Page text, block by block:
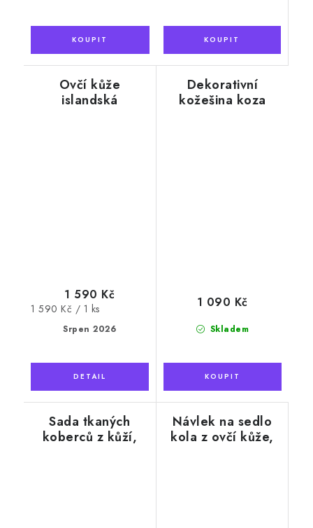
Ovčí kůže
islandská
Srpen 2026
1 590 Kč
Měrná
1 590 Kč / 1 ks
Dekorativní
kožešina koza
Skladem
1 090 Kč
Sada tkaných
koberců z kůží,
Návlek na sedlo
kola z ovčí kůže,